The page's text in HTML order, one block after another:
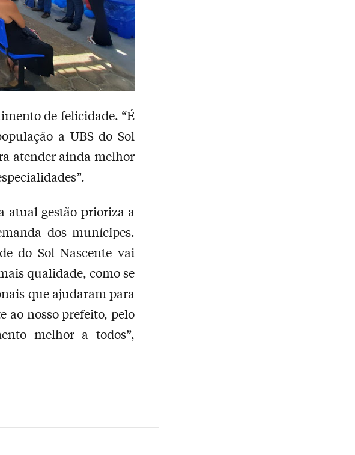
de felicidade. “É
a UBS do Sol
atender ainda melhor
atual gestão prioriza a
dos munícipes.
do Sol Nascente vai
qualidade, como se
que ajudaram para
ao nosso prefeito, pelo
melhor a todos”,